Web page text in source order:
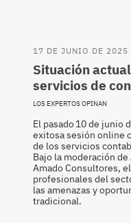
17 DE JUNIO DE 2025
Situación
servicios de
LOS EXPERTOS OPINAN
El pasado 10 de junio
exitosa sesión online
de los servicios
Bajo la moderación
Amado Consultores,
profesionales del
las amenazas y
tradicional.